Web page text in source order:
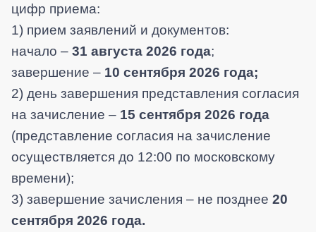
цифр приема:
1) прием заявлений и документов:
начало – 31 августа 2026 года;
завершение – 10 сентября 2026 года;
2) день завершения представления согласия
на зачисление – 15 сентября 2026 года
(представление согласия на зачисление
осуществляется до 12:00 по московскому
времени);
3) завершение зачисления – не позднее 20
сентября 2026 года.